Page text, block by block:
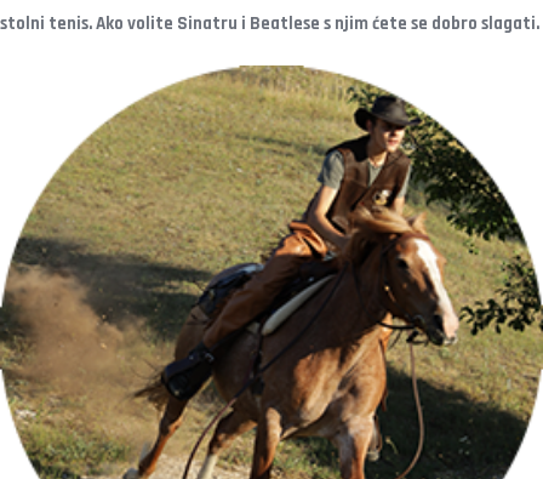
stolni tenis. Ako volite Sinatru i Beatlese s njim ćete se dobro slagati.